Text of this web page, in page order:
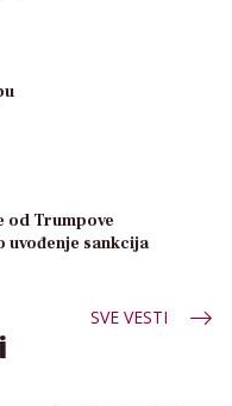
od Trumpove
uvođenje sankcija
SVE VESTI